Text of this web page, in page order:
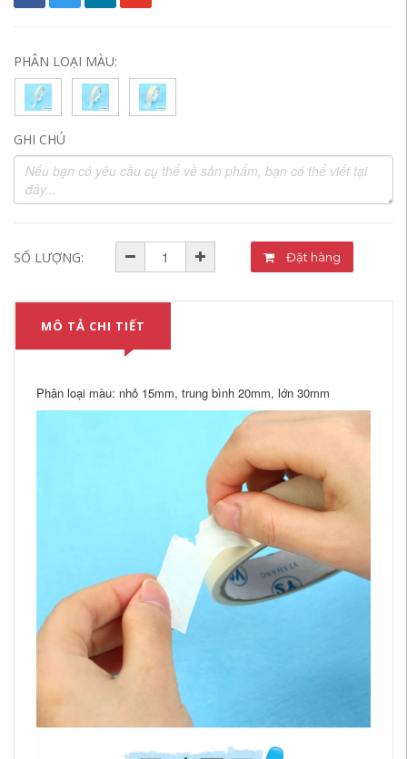
PHÂN LOẠI MÀU:
GHI CHÚ
SỐ LƯỢNG: Đặt hàng
MÔ TẢ CHI TIẾT
Phân loại màu: nhỏ 15mm, trung bình 20mm, lớn 30mm